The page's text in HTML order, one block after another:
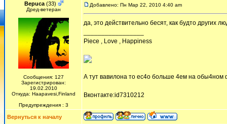
Bepuca(33)
Дред-ветеран
Сообщения: 127
Зарегистрирован:
19.02.2010
Откуда: Haapavesi,Finland
Предупреждения : 3
Добавлено: Пн Мар 22, 2010 4:40 am
да, это действительно бесят, как будто других
Piece , Love , Happiness
А тут вавилона то ес4о больше 4ем на обы4ном
Вконтакте:id7310212
Вернуться к началу